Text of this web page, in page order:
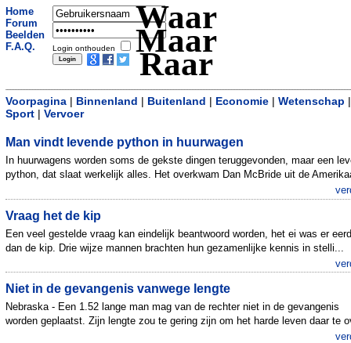
Home
Forum
Beelden
F.A.Q.
Login onthouden
Waar
Maar
Raar
Voorpagina | Binnenland | Buitenland | Economie | Wetenschap |
Sport | Vervoer
Man vindt levende python in huurwagen
In huurwagens worden soms de gekste dingen teruggevonden, maar een
python, dat slaat werkelijk alles. Het overkwam Dan McBride uit de
Vraag het de kip
Een veel gestelde vraag kan eindelijk beantwoord worden, het ei was er
dan de kip. Drie wijze mannen brachten hun gezamenlijke kennis in stelli...
Niet in de gevangenis vanwege lengte
Nebraska - Een 1.52 lange man mag van de rechter niet in de gevangenis
worden geplaatst. Zijn lengte zou te gering zijn om het harde leven daar te